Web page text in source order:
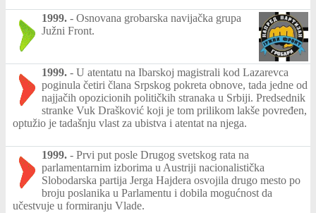
1999. - Osnovana grobarska navijačka grupa
Južni Front.
1999. - U atentatu na Ibarskoj magistrali kod Lazarevca
poginula četiri člana Srpskog pokreta obnove, tada jedne od
najjačih opozicionih političkih stranaka u Srbiji. Predsednik
stranke Vuk Drašković koji je tom prilikom lakše povređen,
optužio je tadašnju vlast za ubistva i atentat na njega.
1999. - Prvi put posle Drugog svetskog rata na
parlamentarnim izborima u Austriji nacionalistička
Slobodarska partija Jerga Hajdera osvojila drugo mesto po
broju poslanika u Parlamentu i dobila mogućnost da
učestvuje u formiranju Vlade.